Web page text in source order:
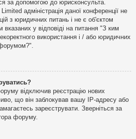
за допомогою до юрисконсульта.
адміністрація даної конференції не
з юридичних питань і не є об'єктом
вказаних у відповіді на питання "З ким
використання і / або юридичних
відключив реєстрацію нових
що він заблокував вашу IP-адресу або
зареєструвати. Зверніться за
форуму.